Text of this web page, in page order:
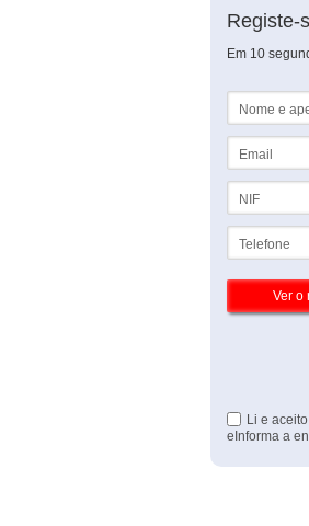
Registe-
Em 10
Li e
eInforma a